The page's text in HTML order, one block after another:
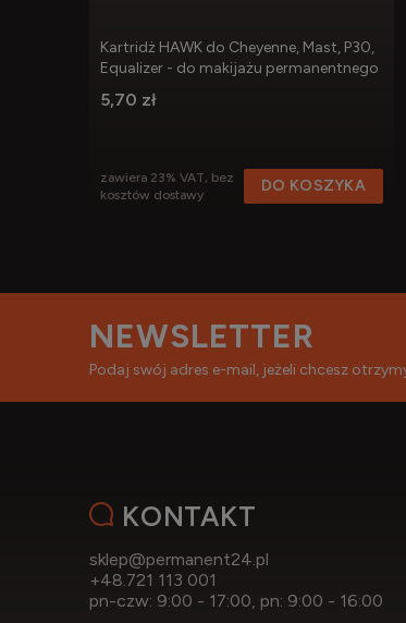
Kartridż HAWK do Cheyenne, Mast, P30,
Equalizer - do makijażu permanentnego
5,70 zł
zawiera 23% VAT, bez
kosztów dostawy
DO KOSZYKA
NEWSLETTER
Podaj swój adres e-mail, jeżeli chcesz
KONTAKT
sklep@permanent24.pl
+48.721 113 001
pn-czw: 9:00 - 17:00, pn: 9:00 - 16:00